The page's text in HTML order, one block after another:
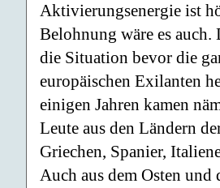
Aktivierungsenergie ist
Belohnung wäre es auch.
die Situation bevor die
europäischen Exilanten
einigen Jahren kamen
Leute aus den Ländern
Griechen, Spanier,
Auch aus dem Osten und